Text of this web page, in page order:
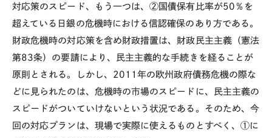
対応策のスピード、もう一つは、②国債保有比率が50 ％を
超えている日銀の危機時における信認確保のあり方である。
財政危機時の対応策を含め財政措置は、財政民主主義（憲法
第83条）の要請により、民主主義的な手続きを経ることが
原則とされる。しかし、 2011年の欧州政府債務危機の際な
どに見られたのは、危機時の市場のスピードに、民主主義の
スピードがついていけないという状況である。そのため、今
回の対応プランは、現場で実際に使えるものとすべく、①に